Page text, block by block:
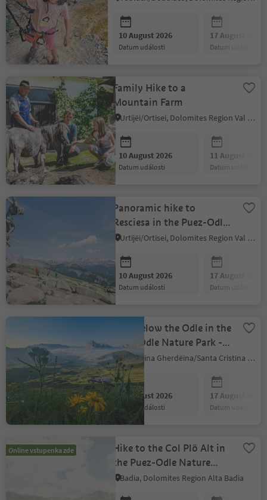
10 August 2026
datum události
17 August 2026
datum události
Family Hike to a
Mountain Farm
Urtijëi/Ortisei, Dolomites Region Val Gardena
10 August 2026
datum události
11 August 2026
datum události
Panoramic hike to
Resciesa in the Puez-Odle
Nature Park
Urtijëi/Ortisei, Dolomites Region Val Gardena
10 August 2026
datum události
17 August 2026
datum události
Hike below the Odle in the
Puez-Odle Nature Park -
UNESCO World Heritage
Site
S.Crestina Gherdëina/Santa Cristina Val Gardana, Dolomites Region Val Gardena
10 August 2026
datum události
17 August 2026
datum události
Online vstupenka zde
Hike to the Col Plö Alt in
the Puez-Odle Nature
Park
Badia, Dolomites Region Alta Badia